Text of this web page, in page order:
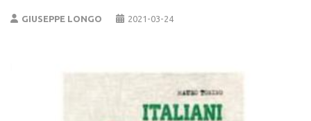
GIUSEPPE LONGO 2021-03-24